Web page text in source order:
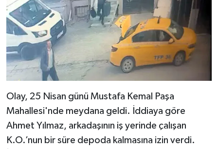
Olay, 25 Nisan günü Mustafa Kemal Paşa
Mahallesi'nde meydana geldi. İddiaya göre
Ahmet Yılmaz, arkadaşının iş yerinde çalışan
K.O.’nun bir süre depoda kalmasına izin verdi.